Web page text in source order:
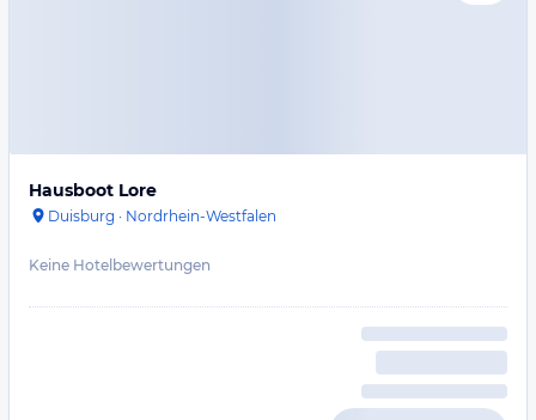
Hausboot Lore
Duisburg · Nordrhein-Westfalen
Keine Hotelbewertungen